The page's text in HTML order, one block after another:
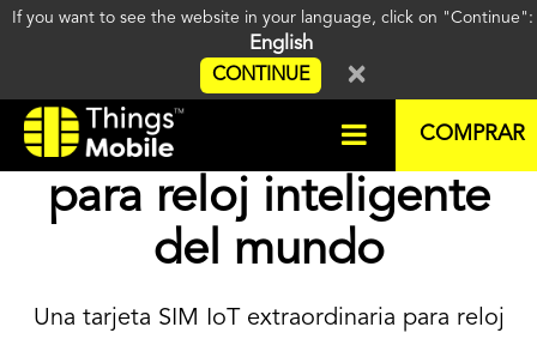
If you want to see the website in your language, click on "Continue":
English
CONTINUE ×
COMPRAR
La mejor tarjeta SIM
para reloj inteligente
del mundo
Una tarjeta SIM IoT extraordinaria para reloj